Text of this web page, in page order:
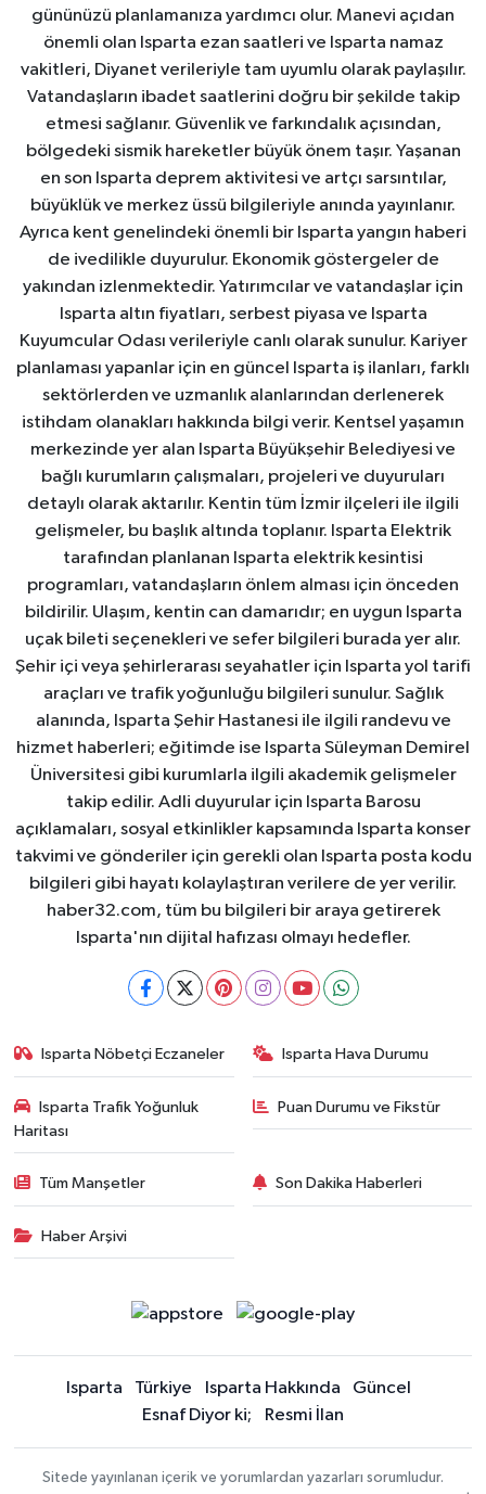
gününüzü planlamanıza yardımcı olur. Manevi açıdan
önemli olan Isparta ezan saatleri ve Isparta namaz
vakitleri, Diyanet verileriyle tam uyumlu olarak paylaşılır.
Vatandaşların ibadet saatlerini doğru bir şekilde takip
etmesi sağlanır. Güvenlik ve farkındalık açısından,
bölgedeki sismik hareketler büyük önem taşır. Yaşanan
en son Isparta deprem aktivitesi ve artçı sarsıntılar,
büyüklük ve merkez üssü bilgileriyle anında yayınlanır.
Ayrıca kent genelindeki önemli bir Isparta yangın haberi
de ivedilikle duyurulur. Ekonomik göstergeler de
yakından izlenmektedir. Yatırımcılar ve vatandaşlar için
Isparta altın fiyatları, serbest piyasa ve Isparta
Kuyumcular Odası verileriyle canlı olarak sunulur. Kariyer
planlaması yapanlar için en güncel Isparta iş ilanları, farklı
sektörlerden ve uzmanlık alanlarından derlenerek
istihdam olanakları hakkında bilgi verir. Kentsel yaşamın
merkezinde yer alan Isparta Büyükşehir Belediyesi ve
bağlı kurumların çalışmaları, projeleri ve duyuruları
detaylı olarak aktarılır. Kentin tüm İzmir ilçeleri ile ilgili
gelişmeler, bu başlık altında toplanır. Isparta Elektrik
tarafından planlanan Isparta elektrik kesintisi
programları, vatandaşların önlem alması için önceden
bildirilir. Ulaşım, kentin can damarıdır; en uygun Isparta
uçak bileti seçenekleri ve sefer bilgileri burada yer alır.
Şehir içi veya şehirlerarası seyahatler için Isparta yol tarifi
araçları ve trafik yoğunluğu bilgileri sunulur. Sağlık
alanında, Isparta Şehir Hastanesi ile ilgili randevu ve
hizmet haberleri; eğitimde ise Isparta Süleyman Demirel
Üniversitesi gibi kurumlarla ilgili akademik gelişmeler
takip edilir. Adli duyurular için Isparta Barosu
açıklamaları, sosyal etkinlikler kapsamında Isparta konser
takvimi ve gönderiler için gerekli olan Isparta posta kodu
bilgileri gibi hayatı kolaylaştıran verilere de yer verilir.
haber32.com, tüm bu bilgileri bir araya getirerek
Isparta'nın dijital hafızası olmayı hedefler.
Isparta Nöbetçi Eczaneler Isparta Hava Durumu
Isparta Trafik Yoğunluk
Haritası
Puan Durumu ve Fikstür
Tüm Manşetler Son Dakika Haberleri
Haber Arşivi
Isparta Türkiye Isparta Hakkında
Güncel
Esnaf Diyor ki;
Resmi İlan
Sitede yayınlanan içerik ve yorumlardan yazarları sorumludur.